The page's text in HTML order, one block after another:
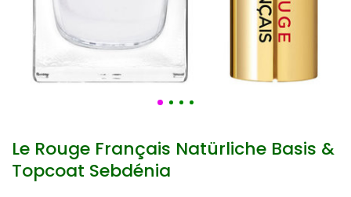
Le Rouge Français Natürliche Basis &
Topcoat Sebdénia